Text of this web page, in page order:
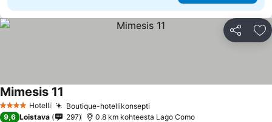
Jaa
4 Tähtiluokitus
Hotelli Boutique-hotellikonsepti
Mimesis 11
9,6 Loistava 297 0.8 km kohteesta Lago Como